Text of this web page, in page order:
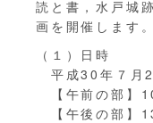
読と書，水戸城
画を開催します。
（１）日時
平成30年７月
【午前の部】
【午後の部】